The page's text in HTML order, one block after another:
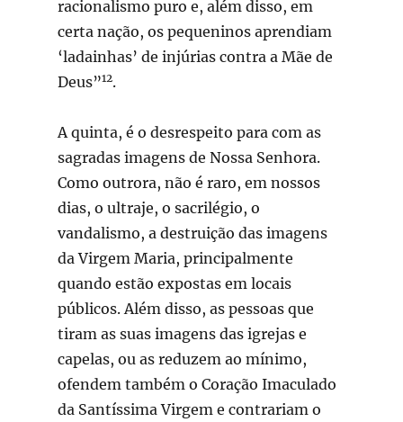
racionalismo puro e, além disso, em
certa nação, os pequeninos aprendiam
‘ladainhas’ de injúrias contra a Mãe de
Deus”12.
A quinta, é o desrespeito para com as
sagradas imagens de Nossa Senhora.
Como outrora, não é raro, em nossos
dias, o ultraje, o sacrilégio, o
vandalismo, a destruição das imagens
da Virgem Maria, principalmente
quando estão expostas em locais
públicos. Além disso, as pessoas que
tiram as suas imagens das igrejas e
capelas, ou as reduzem ao mínimo,
ofendem também o Coração Imaculado
da Santíssima Virgem e contrariam o